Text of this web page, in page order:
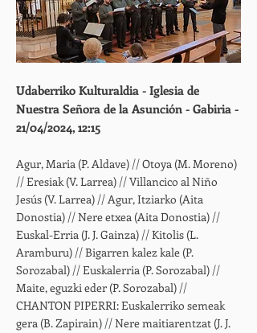
Udaberriko Kulturaldia - Iglesia de
Nuestra Señora de la Asunción - Gabiria -
21/04/2024, 12:15
Agur, Maria (P. Aldave) // Otoya (M. Moreno)
// Eresiak (V. Larrea) // Villancico al Niño
Jesús (V. Larrea) // Agur, Itziarko (Aita
Donostia) // Nere etxea (Aita Donostia) //
Euskal-Erria (J. J. Gainza) // Kitolis (L.
Aramburu) // Bigarren kalez kale (P.
Sorozabal) // Euskalerria (P. Sorozabal) //
Maite, eguzki eder (P. Sorozabal) //
CHANTON PIPERRI: Euskalerriko semeak
gera (B. Zapirain) // Nere maitiarentzat (J. J.